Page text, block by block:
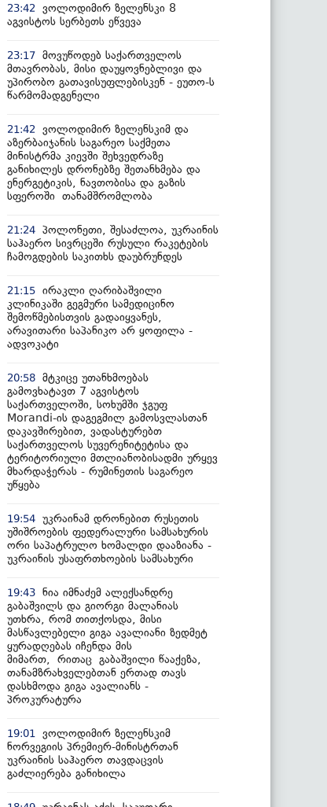
23:42
ვოლოდიმირ ზელენსკი 8
აგვისტოს სერბეთს ეწვევა
23:17 მოვუწოდებ საქართველოს
მთავრობას, მისი დაუყოვნებლივი და
უპირობო გათავისუფლებისკენ - ეუთო-ს
წარმომადგენელი
21:42
ვოლოდიმირ ზელენსკიმ და
აზერბაიჯანის საგარეო საქმეთა
მინისტრმა კიევში შეხვედრაზე
განიხილეს დრონებზე შეთანხმება და
ენერგეტიკის, ნავთობისა და გაზის
სფეროში თანამშრომლობა
21:24 პოლონეთი, შესაძლოა, უკრაინის
საჰაერო სივრცეში რუსული რაკეტების
ჩამოგდების საკითხს დაუბრუნდეს
21:15 ირაკლი ღარიბაშვილი
კლინიკაში გეგმური სამედიცინო
შემოწმებისთვის გადაიყვანეს,
არავითარი საპანიკო არ ყოფილა -
ადვოკატი
20:58 მტკიცე უთანხმოებას
გამოვხატავთ 7 აგვისტოს
საქართველოში, სოხუმში ჯგუფ
Morandi-ის დაგეგმილ გამოსვლასთან
დაკავშირებით, ვადასტურებთ
საქართველოს სუვერენიტეტისა და
ტერიტორიული მთლიანობისადმი ურყევ
მხარდაჭერას - რუმინეთის საგარეო
უწყება
19:54 უკრაინამ დრონებით რუსეთის
უშიშროების ფედერალური სამსახურის
ორი საპატრულო ხომალდი დააზიანა -
უკრაინის უსაფრთხოების სამსახური
19:43 ნია იმნაძემ ალექსანდრე
გაბაშვილს და გიორგი მალანიას
უთხრა, რომ თითქოსდა, მისი
მასწავლებელი გიგა ავალიანი ზედმეტ
ყურადღებას იჩენდა მის
მიმართ, რითაც გაბაშვილი წააქეზა,
თანამზრახველებთან ერთად თავს
დასხმოდა გიგა ავალიანს -
პროკურატურა
19:01
ვოლოდიმირ ზელენსკიმ
ნორვეგიის პრემიერ-მინისტრთან
უკრაინის საჰაერო თავდაცვის
გაძლიერება განიხილა